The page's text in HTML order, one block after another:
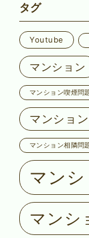
タグ
Youtube
マンション
マンション喫煙問
マンショ
マンション相隣問
マン
マンシ